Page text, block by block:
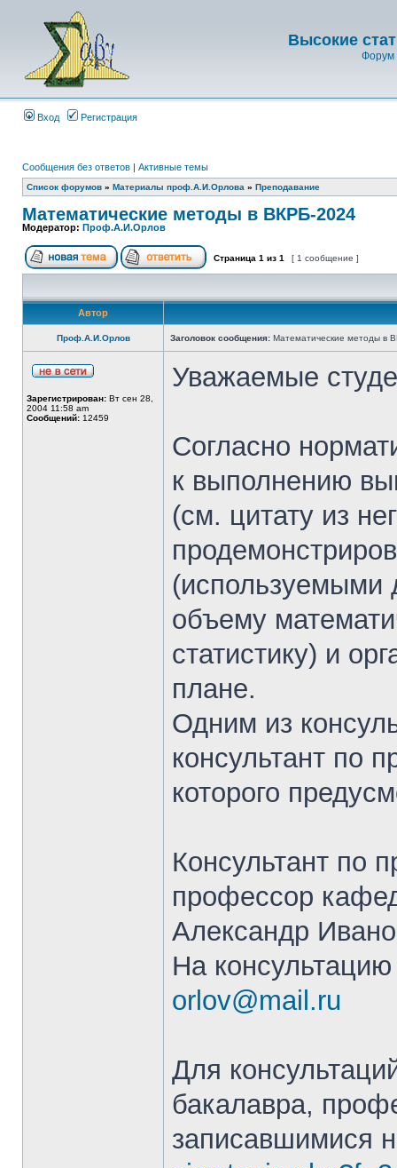
Высокие
Форум
Вход Регистрация
Сообщения без ответов | Активные темы
Список форумов » Материалы проф.А.И.Орлова » Преподавание
Математические методы в ВКРБ-2024
Модератор: Проф.А.И.Орлов
Страница 1 из 1 [ 1 сообщение ]
Автор
Проф.А.И.Орлов Заголовок сообщения: Математические методы в
Зарегистрирован: Вт сен 28,
2004 11:58 am
Сообщений: 12459
Уважаемые
Согласно
к выполнению
(см. цитату из
(используемыми
объему
статистику) и
плане.
Одним из
консультант по
которого
Консультант по
профессор
Александр
На
orlov@mail.ru
Для
бакалавра,
записавшимися